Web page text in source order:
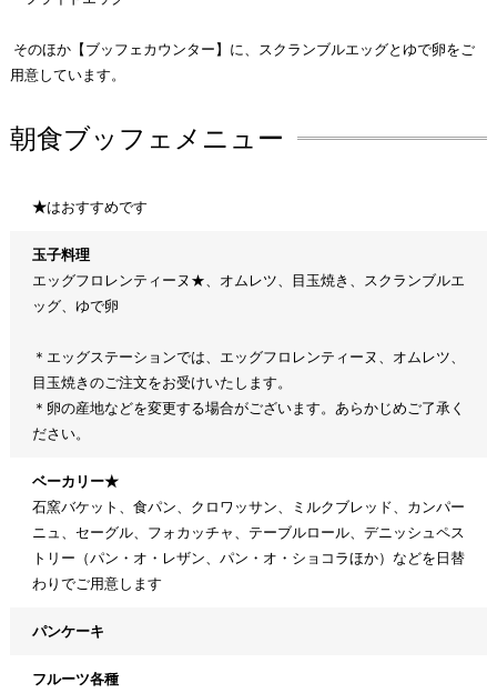
そのほか【ブッフェカウンター】に、スクランブルエッグとゆで卵をご
用意しています。
朝食ブッフェメニュー
★はおすすめです
玉子料理
エッグフロレンティーヌ★、オムレツ、目玉焼き、スクランブルエ
ッグ、ゆで卵
＊エッグステーションでは、エッグフロレンティーヌ、オムレツ、
目玉焼きのご注文をお受けいたします。
＊卵の産地などを変更する場合がございます。あらかじめご了承く
ださい。
ベーカリー★
石窯バケット、食パン、クロワッサン、ミルクブレッド、カンパー
ニュ、セーグル、フォカッチャ、テーブルロール、デニッシュペス
トリー（パン・オ・レザン、パン・オ・ショコラほか）などを日替
わりでご用意します
パンケーキ
フルーツ各種